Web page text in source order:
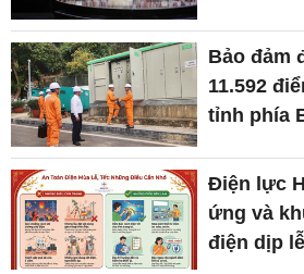
Bảo đảm
11.592
tỉnh phía
Điện lực
ứng và
điện dịp